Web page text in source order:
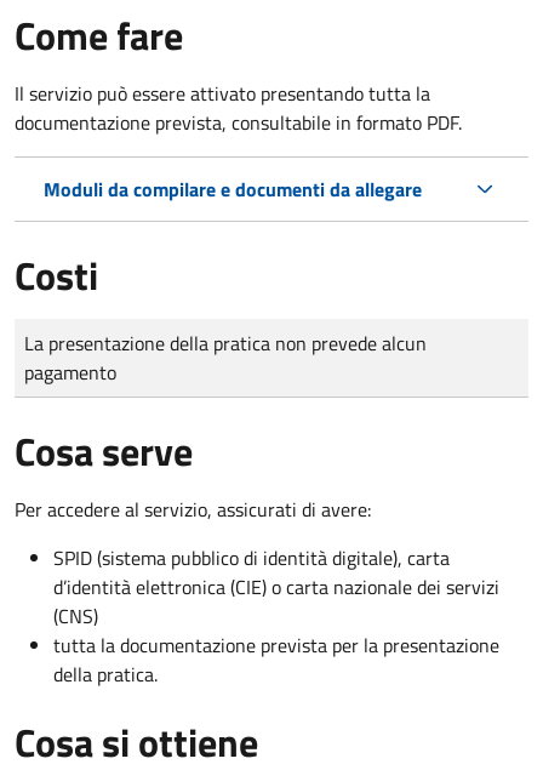
Come fare
Il servizio può essere attivato presentando tutta la
documentazione prevista, consultabile in formato PDF.
Moduli da compilare e documenti da allegare
Costi
Tipo di pagamento
Importo
La presentazione della pratica non prevede alcun
pagamento
Cosa serve
Per accedere al servizio, assicurati di avere:
SPID (sistema pubblico di identità digitale), carta
d’identità elettronica (CIE) o carta nazionale dei servizi
(CNS)
tutta la documentazione prevista per la presentazione
della pratica.
Cosa si ottiene